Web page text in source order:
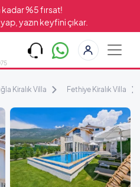
%5 fırsat!
yazın keyfini çıkar.
Kiralık Villa Fethiye Kiralık Villa